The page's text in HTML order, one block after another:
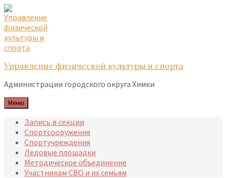
Skip
to
content
Skip
to
main
navigation
Skip
to
footer
Управление физической культуры и спорта
Администрации городского округа Химки
Меню
Запись в секции
Спортсооружения
Спортучреждения
Ледовые площадки
Методическое объединение
Участникам СВО и их семьям